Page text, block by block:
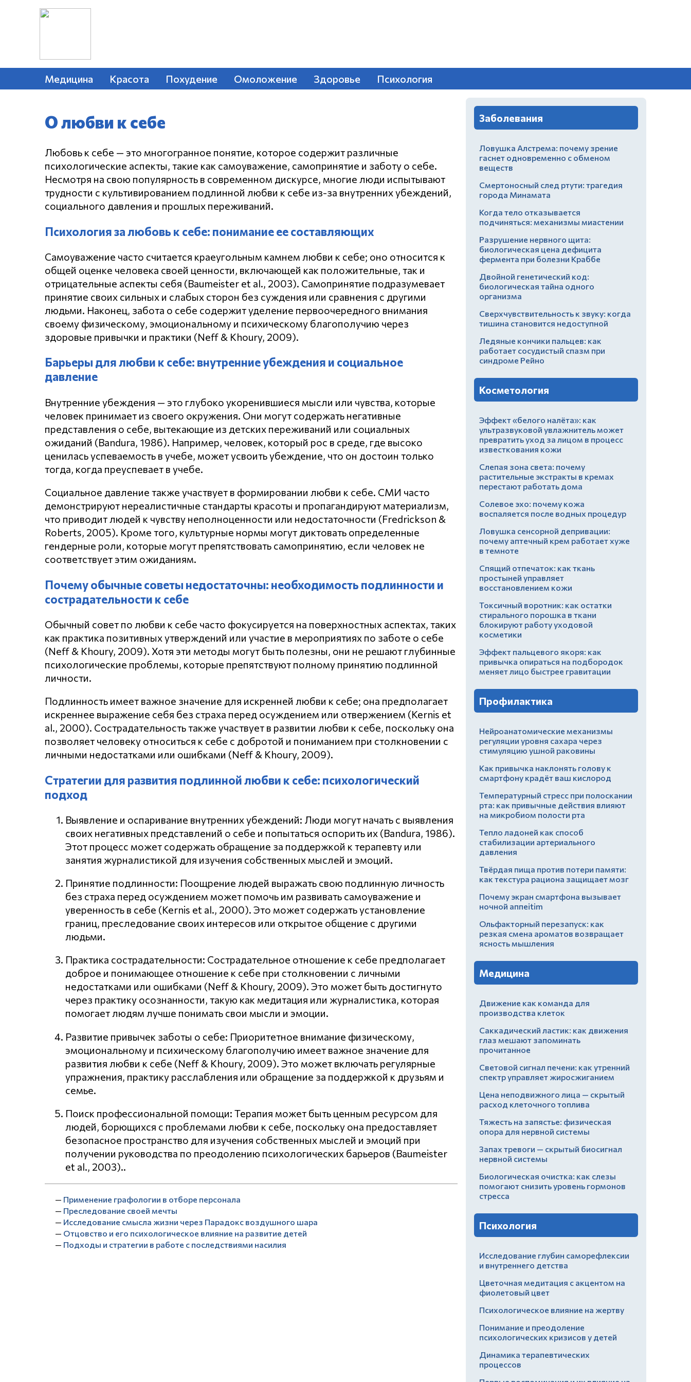
Медицина Красота Похудение Омоложение Здоровье Психология
О любви к себе
Любовь к себе — это многогранное понятие, которое содержит различные
психологические аспекты, такие как самоуважение, самопринятие и заботу о себе.
Несмотря на свою популярность в современном дискурсе, многие люди испытывают
трудности с культивированием подлинной любви к себе из-за внутренних убеждений,
социального давления и прошлых переживаний.
Психология за любовь к себе: понимание ее составляющих
Самоуважение часто считается краеугольным камнем любви к себе; оно относится к
общей оценке человека своей ценности, включающей как положительные, так и
отрицательные аспекты себя (Baumeister et al., 2003). Самопринятие подразумевает
принятие своих сильных и слабых сторон без суждения или сравнения с другими
людьми. Наконец, забота о себе содержит уделение первоочередного внимания
своему физическому, эмоциональному и психическому благополучию через
здоровые привычки и практики (Neff & Khoury, 2009).
Барьеры для любви к себе: внутренние убеждения и социальное
давление
Внутренние убеждения — это глубоко укоренившиеся мысли или чувства, которые
человек принимает из своего окружения. Они могут содержать негативные
представления о себе, вытекающие из детских переживаний или социальных
ожиданий (Bandura, 1986). Например, человек, который рос в среде, где высоко
ценилась успеваемость в учебе, может усвоить убеждение, что он достоин только
тогда, когда преуспевает в учебе.
Социальное давление также участвует в формировании любви к себе. СМИ часто
демонстрируют нереалистичные стандарты красоты и пропагандируют материализм,
что приводит людей к чувству неполноценности или недостаточности (Fredrickson &
Roberts, 2005). Кроме того, культурные нормы могут диктовать определенные
гендерные роли, которые могут препятствовать самопринятию, если человек не
соответствует этим ожиданиям.
Почему обычные советы недостаточны: необходимость подлинности и
сострадательности к себе
Обычный совет по любви к себе часто фокусируется на поверхностных аспектах, таких
как практика позитивных утверждений или участие в мероприятиях по заботе о себе
(Neff & Khoury, 2009). Хотя эти методы могут быть полезны, они не решают глубинные
психологические проблемы, которые препятствуют полному принятию подлинной
личности.
Подлинность имеет важное значение для искренней любви к себе; она предполагает
искреннее выражение себя без страха перед осуждением или отвержением (Kernis et
al., 2000). Сострадательность также участвует в развитии любви к себе, поскольку она
позволяет человеку относиться к себе с добротой и пониманием при столкновении с
личными недостатками или ошибками (Neff & Khoury, 2009).
Стратегии для развития подлинной любви к себе: психологический
подход
Выявление и оспаривание внутренних убеждений: Люди могут начать с выявления
своих негативных представлений о себе и попытаться оспорить их (Bandura, 1986).
Этот процесс может содержать обращение за поддержкой к терапевту или
занятия журналистикой для изучения собственных мыслей и эмоций.
Принятие подлинности: Поощрение людей выражать свою подлинную личность
без страха перед осуждением может помочь им развивать самоуважение и
уверенность в себе (Kernis et al., 2000). Это может содержать установление
границ, преследование своих интересов или открытое общение с другими
людьми.
Практика сострадательности: Сострадательное отношение к себе предполагает
доброе и понимающее отношение к себе при столкновении с личными
недостатками или ошибками (Neff & Khoury, 2009). Это может быть достигнуто
через практику осознанности, такую как медитация или журналистика, которая
помогает людям лучше понимать свои мысли и эмоции.
Развитие привычек заботы о себе: Приоритетное внимание физическому,
эмоциональному и психическому благополучию имеет важное значение для
развития любви к себе (Neff & Khoury, 2009). Это может включать регулярные
упражнения, практику расслабления или обращение за поддержкой к друзьям и
семье.
Поиск профессиональной помощи: Терапия может быть ценным ресурсом для
людей, борющихся с проблемами любви к себе, поскольку она предоставляет
безопасное пространство для изучения собственных мыслей и эмоций при
получении руководства по преодолению психологических барьеров (Baumeister
et al., 2003)..
— Применение графологии в отборе персонала
— Преследование своей мечты
— Исследование смысла жизни через Парадокс воздушного шара
— Отцовство и его психологическое влияние на развитие детей
— Подходы и стратегии в работе с последствиями насилия
Заболевания
Ловушка Алстрема: почему зрение
гаснет одновременно с обменом
веществ
Смертоносный след ртути: трагедия
города Минамата
Когда тело отказывается
подчиняться: механизмы миастении
Разрушение нервного щита:
биологическая цена дефицита
фермента при болезни Краббе
Двойной генетический код:
биологическая тайна одного
организма
Сверхчувствительность к звуку: когда
тишина становится недоступной
Ледяные кончики пальцев: как
работает сосудистый спазм при
синдроме Рейно
Косметология
Эффект «белого налёта»: как
ультразвуковой увлажнитель может
превратить уход за лицом в процесс
известкования кожи
Слепая зона света: почему
растительные экстракты в кремах
перестают работать дома
Солевое эхо: почему кожа
воспаляется после водных процедур
Ловушка сенсорной депривации:
почему аптечный крем работает хуже
в темноте
Спящий отпечаток: как ткань
простыней управляет
восстановлением кожи
Токсичный воротник: как остатки
стирального порошка в ткани
блокируют работу уходовой
косметики
Эффект пальцевого якоря: как
привычка опираться на подбородок
меняет лицо быстрее гравитации
Профилактика
Нейроанатомические механизмы
регуляции уровня сахара через
стимуляцию ушной раковины
Как привычка наклонять голову к
смартфону крадёт ваш кислород
Температурный стресс при полоскании
рта: как привычные действия влияют
на микробиом полости рта
Тепло ладоней как способ
стабилизации артериального
давления
Твёрдая пища против потери памяти:
как текстура рациона защищает мозг
Почему экран смартфона вызывает
ночной аппеitim
Ольфакторный перезапуск: как
резкая смена ароматов возвращает
ясность мышления
Медицина
Движение как команда для
производства клеток
Саккадический ластик: как движения
глаз мешают запоминать
прочитанное
Световой сигнал печени: как утренний
спектр управляет жиросжиганием
Цена неподвижного лица — скрытый
расход клеточного топлива
Тяжесть на запястье: физическая
опора для нервной системы
Запах тревоги — скрытый биосигнал
нервной системы
Биологическая очистка: как слезы
помогают снизить уровень гормонов
стресса
Психология
Исследование глубин саморефлексии
и внутреннего детства
Цветочная медитация с акцентом на
фиолетовый цвет
Психологическое влияние на жертву
Понимание и преодоление
психологических кризисов у детей
Динамика терапевтических
процессов